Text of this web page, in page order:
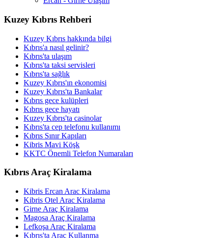
Kuzey Kıbrıs Rehberi
Kuzey Kıbrıs hakkında bilgi
Kıbrıs'a nasıl gelinir?
Kıbrıs'ta ulaşım
Kıbrıs'ta taksi servisleri
Kıbrıs'ta sağlık
Kuzey Kıbrıs'ın ekonomisi
Kuzey Kıbrıs'ta Bankalar
Kıbrıs gece kulüpleri
Kıbrıs gece hayatı
Kuzey Kıbrıs'ta casinolar
Kıbrıs'ta cep telefonu kullanımı
Kıbrıs Sınır Kapıları
Kibris Mavi Köşk
KKTC Önemli Telefon Numaraları
Kıbrıs Araç Kiralama
Kibris Ercan Arac Kiralama
Kibris Otel Arac Kiralama
Girne Araç Kiralama
Magosa Araç Kiralama
Lefkoşa Araç Kiralama
Kıbrıs'ta Araç Kullanma